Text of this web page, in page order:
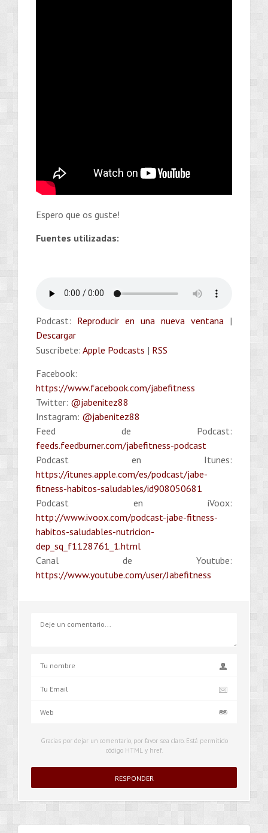
Espero que os guste!
Fuentes utilizadas:
Podcast: Reproducir en una nueva ventana |
Descargar
Suscríbete: Apple Podcasts | RSS
Facebook:
https://www.facebook.com/jabefitness
Twitter: @jabenitez88
Instagram: @jabenitez88
Feed de Podcast:
feeds.feedburner.com/jabefitness-podcast
Podcast en Itunes:
https://itunes.apple.com/es/podcast/jabe-
fitness-habitos-saludables/id908050681
Podcast en iVoox:
http://www.ivoox.com/podcast-jabe-fitness-
habitos-saludables-nutricion-
dep_sq_f1128761_1.html
Canal de Youtube:
https://www.youtube.com/user/Jabefitness
Gracias por dejar un comentario, por favor sea claro. Está permitido
código HTML y href.